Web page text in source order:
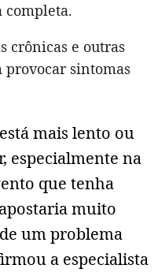
completa.
crônicas e outras
provocar sintomas
mais lento ou
especialmente na
que tenha
muito
um problema
a especialista